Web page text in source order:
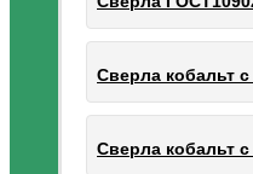
Сверла кобальт
Сверла кобальт